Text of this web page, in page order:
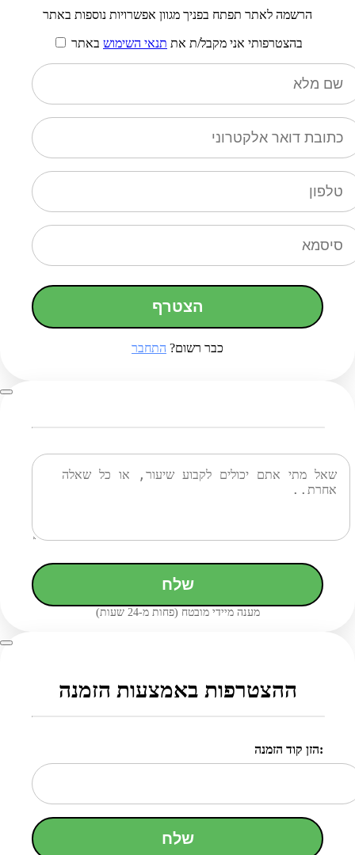
הרשמה לאתר תפתח בפניך מגוון אפשרויות נוספות באתר
בהצטרפותי אני מקבל/ת את תנאי השימוש באתר
הצטרף
כבר רשום? התחבר
שלח
מענה מיידי מובטח (פחות מ-24 שעות)
ההצטרפות באמצעות הזמנה
הזן קוד הזמנה:
שלח